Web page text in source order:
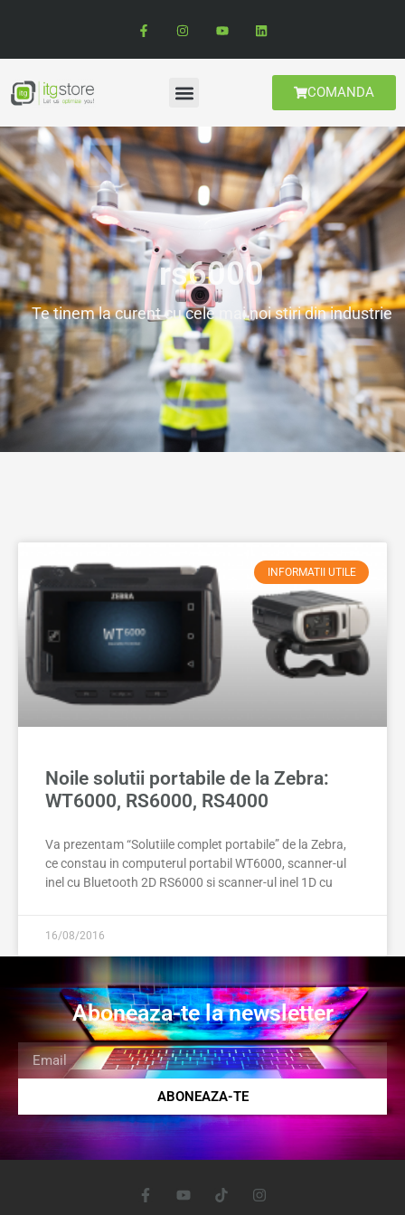
COMANDA
rs6000
Te tinem la curent cu cele mai noi stiri din industrie
INFORMATII UTILE
Noile solutii portabile de la Zebra:
WT6000, RS6000, RS4000
Va prezentam “Solutiile complet portabile” de la Zebra,
ce constau in computerul portabil WT6000, scanner-ul
inel cu Bluetooth 2D RS6000 si scanner-ul inel 1D cu
16/08/2016
Aboneaza-te la newsletter
ABONEAZA-TE